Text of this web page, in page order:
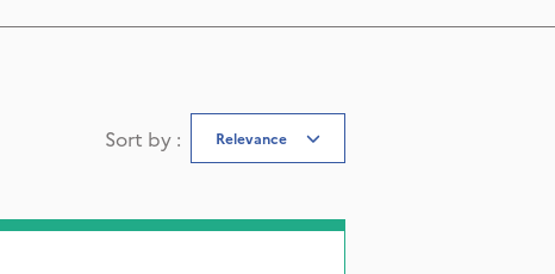
Sort by : Relevance